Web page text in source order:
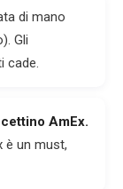
di mano
Gli
cade.
AmEx.
è un must,